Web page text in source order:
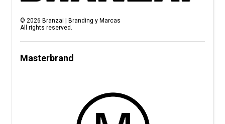
© 2026 Branzai | Branding y Marcas
All rights reserved.
Masterbrand